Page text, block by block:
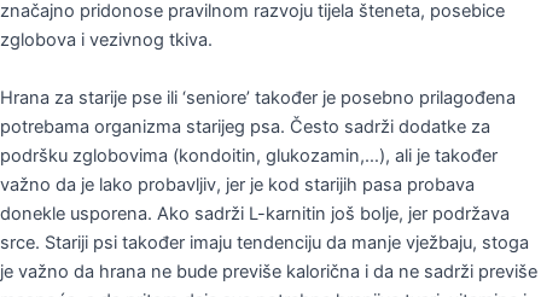
značajno pridonose pravilnom razvoju tijela šteneta, posebice
zglobova i vezivnog tkiva.
Hrana za starije pse ili ‘seniore’ također je posebno prilagođena
potrebama organizma starijeg psa. Često sadrži dodatke za
podršku zglobovima (kondoitin, glukozamin,…), ali je također
važno da je lako probavljiv, jer je kod starijih pasa probava
donekle usporena. Ako sadrži L-karnitin još bolje, jer podržava
srce. Stariji psi također imaju tendenciju da manje vježbaju, stoga
je važno da hrana ne bude previše kalorična i da ne sadrži previše